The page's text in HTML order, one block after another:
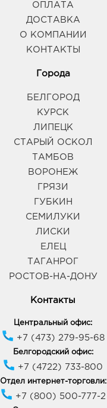
ОПЛАТА
ДОСТАВКА
О КОМПАНИИ
КОНТАКТЫ
Города
БЕЛГОРОД
КУРСК
ЛИПЕЦК
СТАРЫЙ ОСКОЛ
ТАМБОВ
ВОРОНЕЖ
ГРЯЗИ
ГУБКИН
СЕМИЛУКИ
ЛИСКИ
ЕЛЕЦ
ТАГАНРОГ
РОСТОВ-НА-ДОНУ
Контакты
Центральный офис:
+7 (473) 279-95-68
Белгородский офис:
+7 (4722) 733-800
Отдел интернет-торговли:
+7 (800) 500-777-2